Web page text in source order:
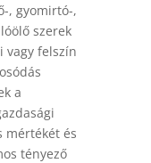
, gyomirtó-,
szerek
vagy felszín
a
mértékét és
tényező